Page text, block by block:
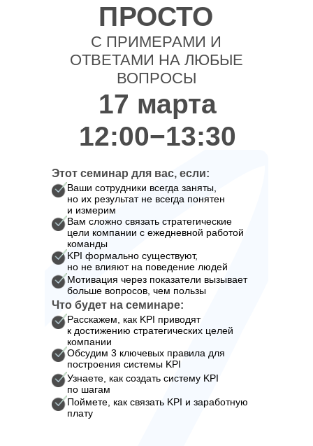
ПРОСТО
С ПРИМЕРАМИ И
ОТВЕТАМИ НА ЛЮБЫЕ
ВОПРОСЫ
17 марта
12:00−13:30
Этот семинар для вас, если:
Ваши сотрудники всегда заняты,
но их результат не всегда понятен
и измерим
Вам сложно связать стратегические
цели компании с ежедневной работой
команды
KPI формально существуют,
но не влияют на поведение людей
Мотивация через показатели вызывает
больше вопросов, чем пользы
Что будет на семинаре:
Расскажем, как KPI приводят
к достижению стратегических целей
компании
Обсудим 3 ключевых правила для
построения системы KPI
Узнаете, как создать систему KPI
по шагам
Поймете, как связать KPI и заработную
плату